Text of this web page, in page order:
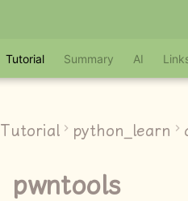
Tutorial Summary AI
Tutorial python_learn
pwntools